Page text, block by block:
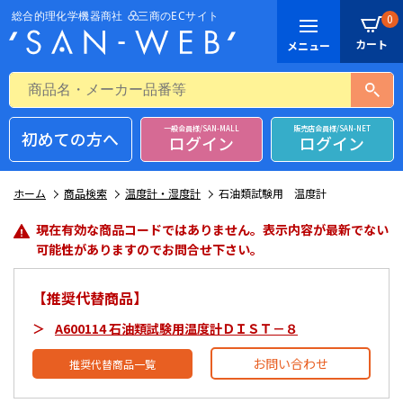
0
初めての方へ 一般会員様/SAN-MALL
ログイン
販売店会員様/SAN-NET
ログイン
ホーム 商品検索 温度計・湿度計 石油類試験用 温度計
現在有効な商品コードではありません。表示内容が最新でない
可能性がありますのでお問合せ下さい。
【推奨代替商品】
A600114 石油類試験用温度計ＤＩＳＴ－８
推奨代替商品一覧 お問い合わせ